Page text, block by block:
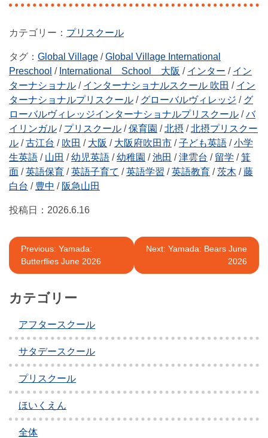
プリスクール
タグ： Global Village /Global Village International
Preschool / International School 大阪 / インター / イン
ターナショナル / インターナショナルスクール 吹田 / イン
ターナショナルプリスクール / グローバルヴィレッジ / グ
ローバルヴィレッジインターナショナルプリスクール /バ
イリンガル / プリスクール /保育園 /北摂 /北摂プリスクー
ル /古江台 / 吹田 / 大阪 / 大阪府吹田市 /子ども英語 /小学
生英語 / 山田 /幼児英語 /幼稚園 /池田 /津雲台 / 留学 /箕
面 /英語保育 /英語子育て /英語学習 /英語教育 /茨木 /藤
白台 / 豊中 / 阪急山田
投稿日： 2026.6.16
投
稿
ナ
ゲ
ー
シ
ョ
ン
Previous: Yamada:
Butterflies June 2026
Next: Yamada: Bears June
2026
カテゴリー
アフタースクール
サタデースクール
プリスクール
ほいくえん
全体